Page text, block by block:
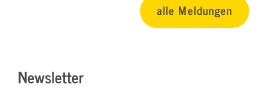
alle Meldungen
Newsletter